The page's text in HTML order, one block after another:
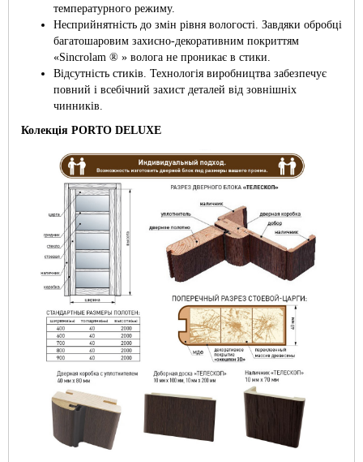
температурного режиму.
Несприйнятність до змін рівня вологості. Завдяки обробці
багатошаровим захисно-декоративним покриттям
«Sincrolam ® » волога не проникає в стики.
Відсутність стиків. Технологія виробництва забезпечує
повний і всебічний захист деталей від зовнішніх
чинників.
Колекція PORTO DELUXE